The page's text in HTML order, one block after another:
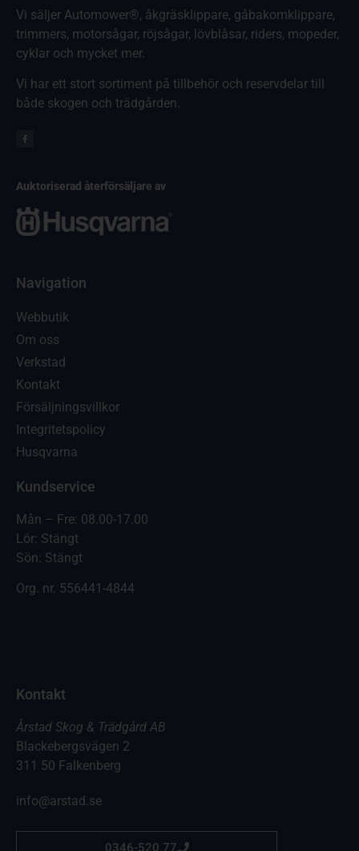
Vi säljer Automower®, åkgräsklippare, gåbakomklippare,
trimmers, motorsågar, röjsågar, lövblåsar, riders, mopeder,
cyklar och mycket mer.
Vi har ett stort sortiment på tillbehör och reservdelar till
både skogen och trädgården.
Auktoriserad återförsäljare av
Navigation
Webbutik
Om oss
Verkstad
Kontakt
Försäljningsvillkor
Integritetspolicy
Husqvarna
Kundservice
Mån – Fre: 08.00-17.00
Lör: Stängt
Sön: Stängt
Org. nr. 556441-4844
Kontakt
Årstad Skog & Trädgård AB
Blackebergsvägen 2
311 50 Falkenberg
info@arstad.se
0346-520 77